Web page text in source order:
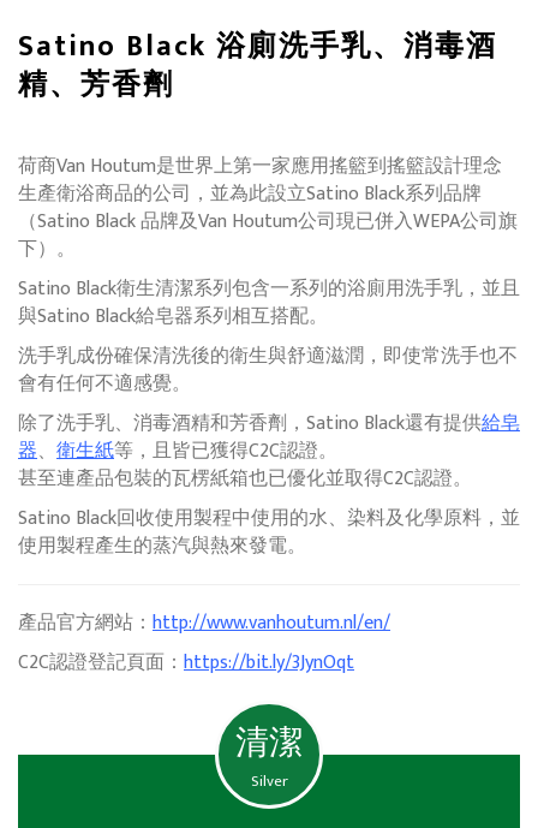
Satino Black 浴廁洗手乳、消毒酒
精、芳香劑
荷商Van Houtum是世界上第一家應用搖籃到搖籃設計理念
生產衛浴商品的公司，並為此設立Satino Black系列品牌
（Satino Black 品牌及Van Houtum公司現已併入WEPA公司旗
下）。
Satino Black衛生清潔系列包含一系列的浴廁用洗手乳，並且
與Satino Black給皂器系列相互搭配。
洗手乳成份確保清洗後的衛生與舒適滋潤，即使常洗手也不
會有任何不適感覺。
除了洗手乳、消毒酒精和芳香劑，Satino Black還有提供給皂
器、 衛生紙等，且皆已獲得C2C認證。
甚至連產品包裝的瓦楞紙箱也已優化並取得C2C認證。
Satino Black回收使用製程中使用的水、染料及化學原料，並
使用製程產生的蒸汽與熱來發電。
產品官方網站： http://www.vanhoutum.nl/en/
C2C認證登記頁面： https://bit.ly/3JynOqt
清潔
Silver